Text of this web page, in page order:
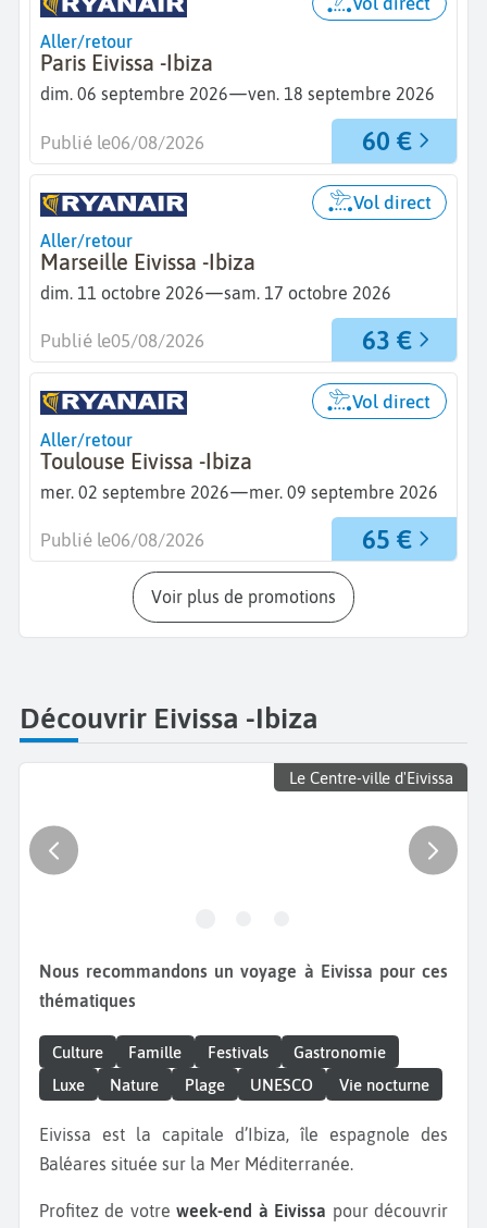
Aller/retour
Paris Eivissa -Ibiza
dim. 06 septembre 2026—ven. 18 septembre 2026
60 €
Publié le06/08/2026
Aller/retour
Marseille Eivissa -Ibiza
dim. 11 octobre 2026—sam. 17 octobre 2026
Vol direct
63 €
Publié le05/08/2026
Aller/retour
Toulouse Eivissa -Ibiza
mer. 02 septembre 2026—mer. 09 septembre 2026
Vol direct
65 €
Publié le06/08/2026
Voir plus de promotions
Découvrir Eivissa -Ibiza
Le Centre-ville d'Eivissa
Nous recommandons un voyage à Eivissa pour ces
thématiques
Culture Famille Festivals
Gastronomie
Luxe
Nature Plage UNESCO Vie nocturne
Eivissa est la capitale d’Ibiza, île espagnole des
Baléares située sur la Mer Méditerranée.
Profitez de votreweek-end à Eivissa pour découvrir